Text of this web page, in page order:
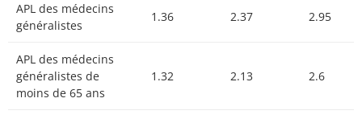
APL des médecins
généralistes
1.36 2.37 2.95
APL des médecins
généralistes de
moins de 65 ans
1.32 2.13 2.6